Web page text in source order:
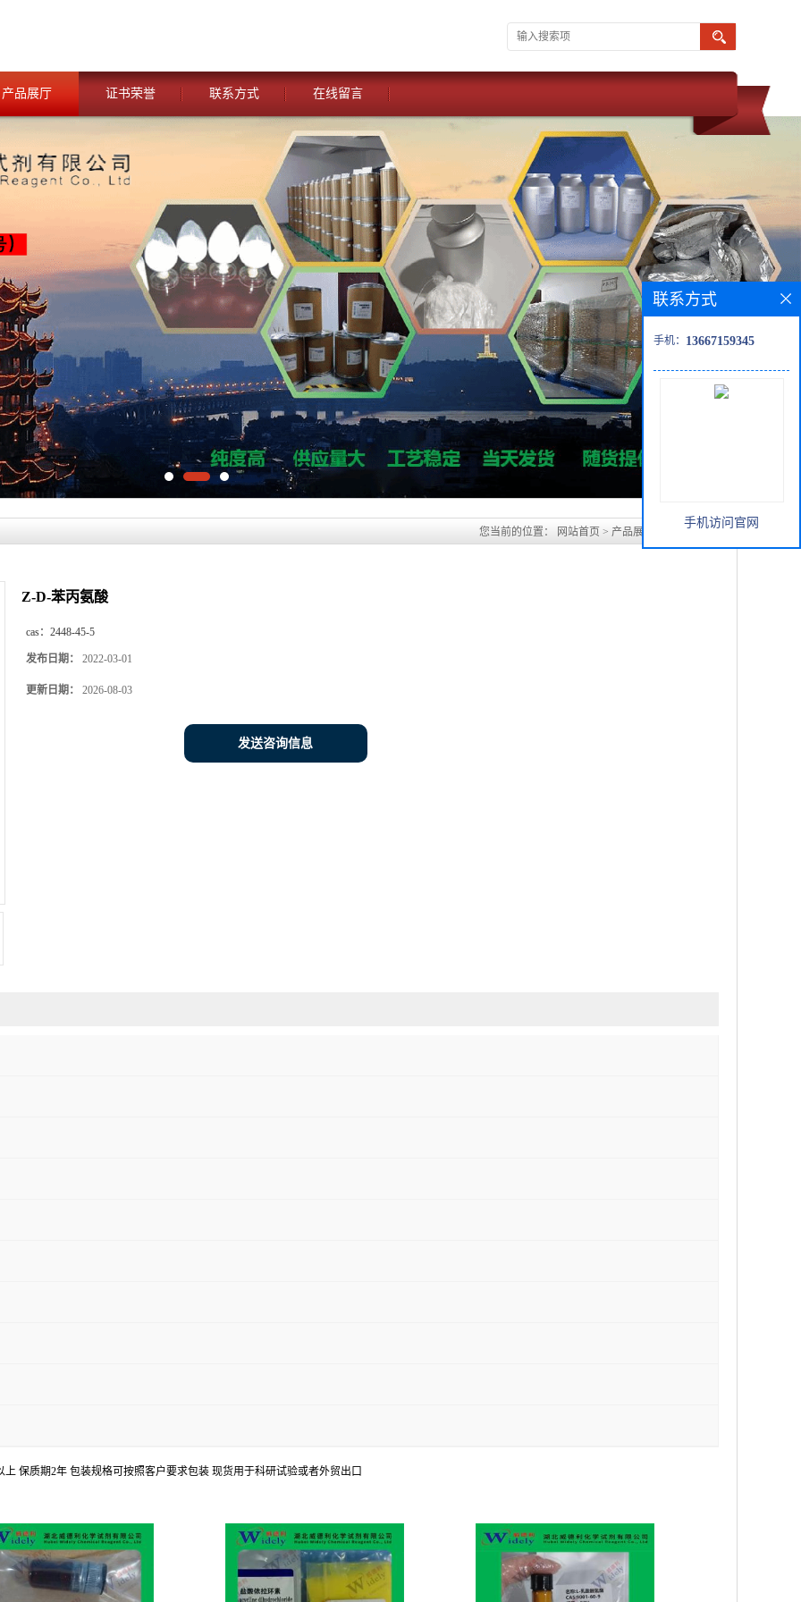
产品展厅 证书荣誉 联系方式 在线留言
您当前的位置： 网站首页 > 产品展厅 Z-D-苯丙氨酸
Z-D-苯丙氨酸
cas： 2448-45-5
发布日期： 2022-03-01
更新日期： 2026-08-03
发送咨询信息
保质期2年 包装规格可按照客户要求包装 现货用于科研试验或者外贸出口
联系方式
手机： 13667159345
手机访问官网